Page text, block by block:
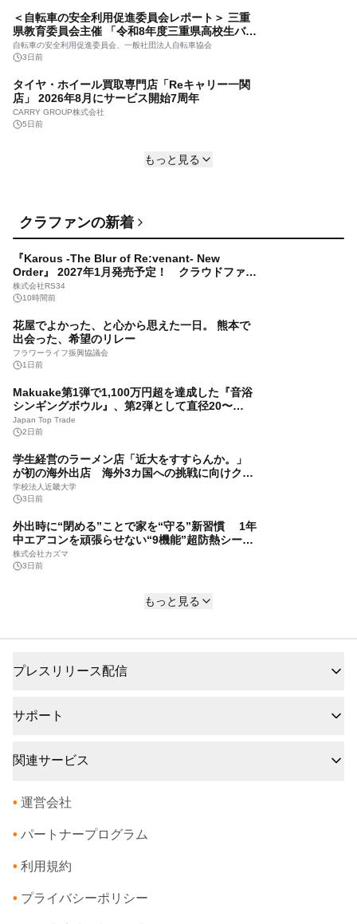
Ring 睡眠16タイプ分析（アニマル編）」が登
場。
7日前
ビットキャッシュ、スマホ完結の決済可能な公
式アプリ提供開始 新機能でデジタルコンテン
2026年7月29日 16:00
世界149言語対応のAI通訳電話「tel-trans」を
Androidアプリストアで世界へリリース
＜自転車の安全利用促進委員会レポート＞ 三重
県教育委員会主催 「令和8年度三重県高校生バイ
シクルサミット2026」にて 「自転車通学セミナ
ー」を7月28日(火)に開催
自転車の安全利用促進委員会、一般社団法人自転車協会
3日前
タイヤ・ホイール買取専門店「Reキャリー一関
店」 2026年8月にサービス開始7周年
CARRY GROUP株式会社
5日前
ト！ 「グローバルライドサーキット」に 「サイ
MAXWINから「3役こなす」保温保冷機能付きシ
ートボックス 『K-SHBAG01』を発売！ 収納・
6日前
【新車の買いにくさと中古車という選択肢に関
する意識調査実施】 新車の値上げ約7割が実感
7日前
ミツバ、レアアースフリーモーター第2弾 ブラ
シレスルーフモーターを本格展開
7日前
世界初の3段自動変速の折りたたみE-BIKE 「Air
20 Ultra」から2026年モデルが登場
2026年7月29日 10:30
茨城県・奥久慈の大自然を自転車とランで駆け
抜ける！ 「Okukuji X ～Ride&Trail～ 2026」を
2026年7月28日 14:30
埼玉県行田市の世界最大規模の田んぼアートの
見頃に合わせ 9/26(土)、27(日)「SL日本遺産の
もっと見る
クラファンの新着
『Karous -The Blur of Re:venant- New
Order』 2027年1月発売予定！ クラウドファン
ディングを8月8日より開始
株式会社RS34
10時間前
花屋でよかった、と心から思えた一日。 熊本で
出会った、希望のリレー
フラワーライフ振興協議会
1日前
Makuake第1弾で1,100万円超を達成した『音浴
シンギングボウル』、第2弾として直径20〜
24cmの大型3サイズが登場
Japan Top Trade
2日前
学生経営のラーメン店「近大をすすらんか。」
が初の海外出店 海外3カ国への挑戦に向けクラ
ウドファンディングを実施
学校法人近畿大学
3日前
外出時に“閉める”ことで家を“守る”新習慣 1年
中エアコンを頑張らせない“9機能”超防熱シール
ドカーテンが 8/2(日)クラウドファンディング
Makuakeにて公開
株式会社カズマ
3日前
け！とよなかBEER BEAT2026』クラウドファ
火災が見える！ 家ごとの「火災時の逃げ方、家
株式会社FireRescuePRO
6日前
【いたばし犬部】地域で支え合う「犬のお散歩
ボランティア」を広げたい！初のクラウドファ
7日前
クラウドファンディング型ふるさと納税を2026
年7月3日より受付開始
2026年7月28日 13:00
もっと見る
プレスリリース配信
サポート
関連サービス
• 運営会社
• パートナープログラム
• 利用規約
• プライバシーポリシー